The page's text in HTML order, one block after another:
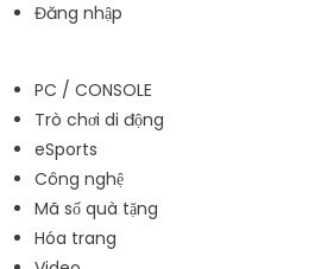
Đăng nhập
PC / CONSOLE
Trò chơi di động
eSports
Công nghệ
Mã số quà tặng
Hóa trang